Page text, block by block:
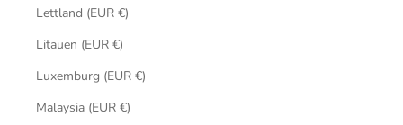
Lettland (EUR €)
Litauen (EUR €)
Luxemburg (EUR €)
Malaysia (EUR €)